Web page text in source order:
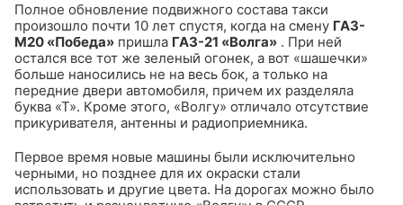
Полное обновление подвижного состава такси
произошло почти 10 лет спустя, когда на смену ГАЗ-
М20 «Победа» пришла ГАЗ-21 «Волга» . При ней
остался все тот же зеленый огонек, а вот «шашечки»
больше наносились не на весь бок, а только на
передние двери автомобиля, причем их разделяла
буква «Т». Кроме этого, «Волгу» отличало отсутствие
прикуривателя, антенны и радиоприемника.
Первое время новые машины были исключительно
черными, но позднее для их окраски стали
использовать и другие цвета. На дорогах можно было